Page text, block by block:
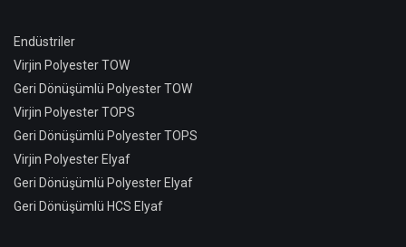
Endüstriler
Virjin Polyester TOW
Geri Dönüşümlü Polyester TOW
Virjin Polyester TOPS
Geri Dönüşümlü Polyester TOPS
Virjin Polyester Elyaf
Geri Dönüşümlü Polyester Elyaf
Geri Dönüşümlü HCS Elyaf